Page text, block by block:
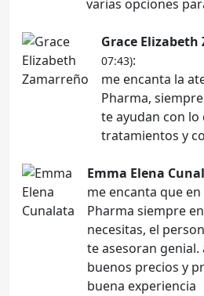
varias opciones
Grace
07:43):
me encanta la
Pharma,
te ayudan con lo
tratamientos y
Emma Elena
me encanta que
Pharma siempre
necesitas, el
te asesoran genial.
buenos precios y
buena experiencia